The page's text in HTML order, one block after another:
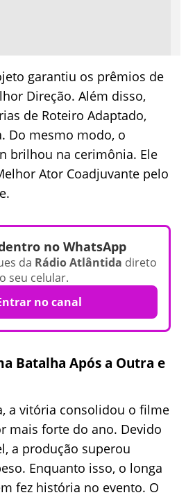
garantiu os prêmios de
Direção. Além disso,
de Roteiro Adaptado,
Do mesmo modo, o
brilhou na cerimônia. Ele
Ator Coadjuvante pelo
no WhatsApp
da Rádio Atlântida direto
seu celular.
no canal
Batalha Após a Outra e
a vitória consolidou o filme
mais forte do ano. Devido
a produção superou
Enquanto isso, o longa
fez história no evento. O